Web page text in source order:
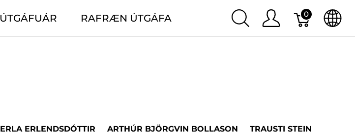
ÚTGÁFUÁR RAFRÆN ÚTGÁFA 0
ERLA ERLENDSDÓTTIR ARTHÚR BJÖRGVIN BOLLASON TRAUSTI STEINSSON